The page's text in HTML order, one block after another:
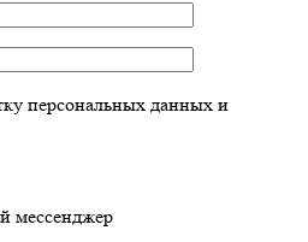
персональных данных и
мессенджер